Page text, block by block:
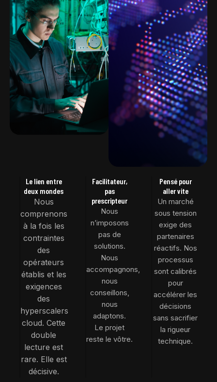
Le lien entre
deux mondes
Nous
comprenons
à la fois les
contraintes
des
opérateurs
établis et les
exigences
des
hyperscalers
cloud. Cette
double
lecture est
rare. Elle est
décisive.
Facilitateur,
pas
prescripteur
Nous
n’imposons
pas de
solutions.
Nous
accompagnons,
nous
conseillons,
nous
adaptons.
Le projet
reste le vôtre.
Pensé pour
aller vite
Un marché
sous tension
exige des
partenaires
réactifs. Nos
processus
sont calibrés
pour
accélérer les
décisions
sans sacrifier
la rigueur
technique.